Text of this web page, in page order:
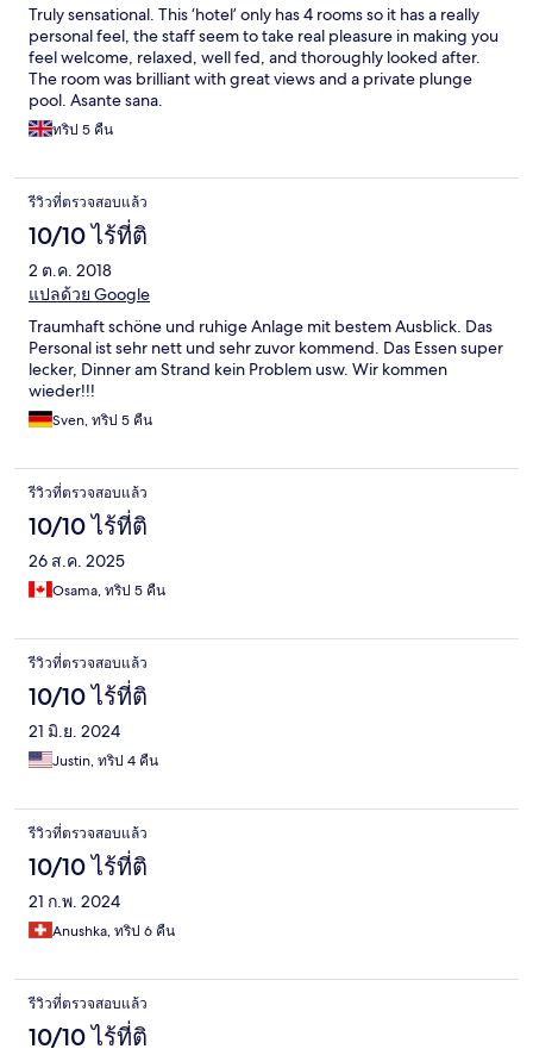
Truly sensational. This ‘hotel’ only has 4 rooms so it has a really
personal feel, the staff seem to take real pleasure in making you
feel welcome, relaxed, well fed, and thoroughly looked after.
The room was brilliant with great views and a private plunge
pool. Asante sana.
ทริป 5 คืน
รีวิวที่ตรวจสอบแล้ว
10/10 ไร้ที่ติ
2 ต.ค. 2018
แปลด้วย Google
Traumhaft schöne und ruhige Anlage mit bestem Ausblick. Das
Personal ist sehr nett und sehr zuvor kommend. Das Essen super
lecker, Dinner am Strand kein Problem usw. Wir kommen
wieder!!!
Sven, ทริป 5 คืน
รีวิวที่ตรวจสอบแล้ว
10/10 ไร้ที่ติ
26 ส.ค. 2025
Osama, ทริป 5 คืน
รีวิวที่ตรวจสอบแล้ว
10/10 ไร้ที่ติ
21 มิ.ย. 2024
Justin, ทริป 4 คืน
รีวิวที่ตรวจสอบแล้ว
10/10 ไร้ที่ติ
21 ก.พ. 2024
Anushka, ทริป 6 คืน
รีวิวที่ตรวจสอบแล้ว
10/10 ไร้ที่ติ